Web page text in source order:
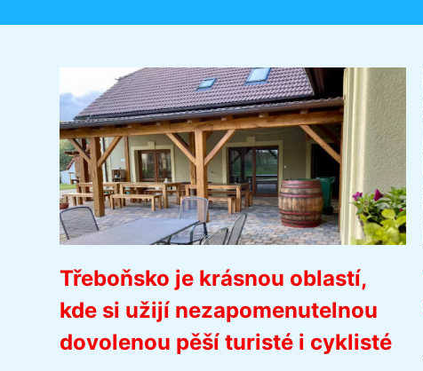
Třeboňsko je krásnou oblastí,
kde si užijí nezapomenutelnou
dovolenou pěší turisté i cyklisté